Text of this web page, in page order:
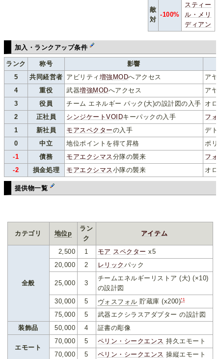
敵
対
-100%
スティー
ル・メリ
ディアン
加入・ランクアップ条件
ランク 称号 影響
5
共同経営者 アビリティ 増強MODへアクセス
アヤ
4
重役 武器増強MODへアクセス
アヤ
3
役員 チーム エネルギー パック(大)の設計図の入手 オロ
2
正社員 シンジケートVOIDキーパックの入手
フォ
1
新社員 モアスペクターの入手
デト
0
中立 地位ポイントを得て昇格
ポリ
-1
債務 モアエクシマス分隊の襲来
フォ
-2
損金処理 モアエクシマス小隊の襲来 オロ
提供物一覧
カテゴリ 地位p
ラン
ク
アイテム
全般
2,500 1 モア スペクター x5
20,000
2 レリック パック
25,000 3
チームエネルギーリストア (大) (×10)
の設計図
30,000
5 ヴォスフォル 貯蔵庫 (x200)*1
75,000 5
武器エクシラスアダプター の設計図
装飾品
50,000 4 証書の彫像
エモート
70,000 5 ペリン・シークエンス 持久エモート
70,000
5 ペリン・シークエンス 操縦エモート